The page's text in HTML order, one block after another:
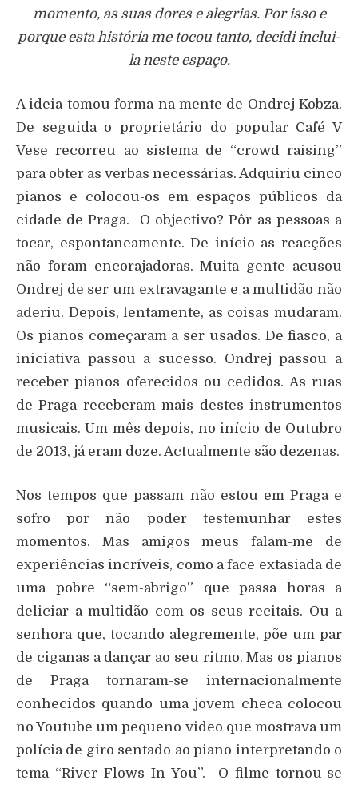
momento, as suas dores e alegrias. Por isso e
porque esta história me tocou tanto, decidi inclui-
la neste espaço.
A ideia tomou forma na mente de Ondrej Kobza.
De seguida o proprietário do popular Café V
Vese recorreu ao sistema de “crowd raising”
para obter as verbas necessárias. Adquiriu cinco
pianos e colocou-os em espaços públicos da
cidade de Praga. O objectivo? Pôr as pessoas a
tocar, espontaneamente. De início as reacções
não foram encorajadoras. Muita gente acusou
Ondrej de ser um extravagante e a multidão não
aderiu. Depois, lentamente, as coisas mudaram.
Os pianos começaram a ser usados. De fiasco, a
iniciativa passou a sucesso. Ondrej passou a
receber pianos oferecidos ou cedidos. As ruas
de Praga receberam mais destes instrumentos
musicais. Um mês depois, no início de Outubro
de 2013, já eram doze. Actualmente são dezenas.
Nos tempos que passam não estou em Praga e
sofro por não poder testemunhar estes
momentos. Mas amigos meus falam-me de
experiências incríveis, como a face extasiada de
uma pobre “sem-abrigo” que passa horas a
deliciar a multidão com os seus recitais. Ou a
senhora que, tocando alegremente, põe um par
de ciganas a dançar ao seu ritmo. Mas os pianos
de Praga tornaram-se internacionalmente
conhecidos quando uma jovem checa colocou
no Youtube um pequeno video que mostrava um
polícia de giro sentado ao piano interpretando o
tema “River Flows In You”. O filme tornou-se